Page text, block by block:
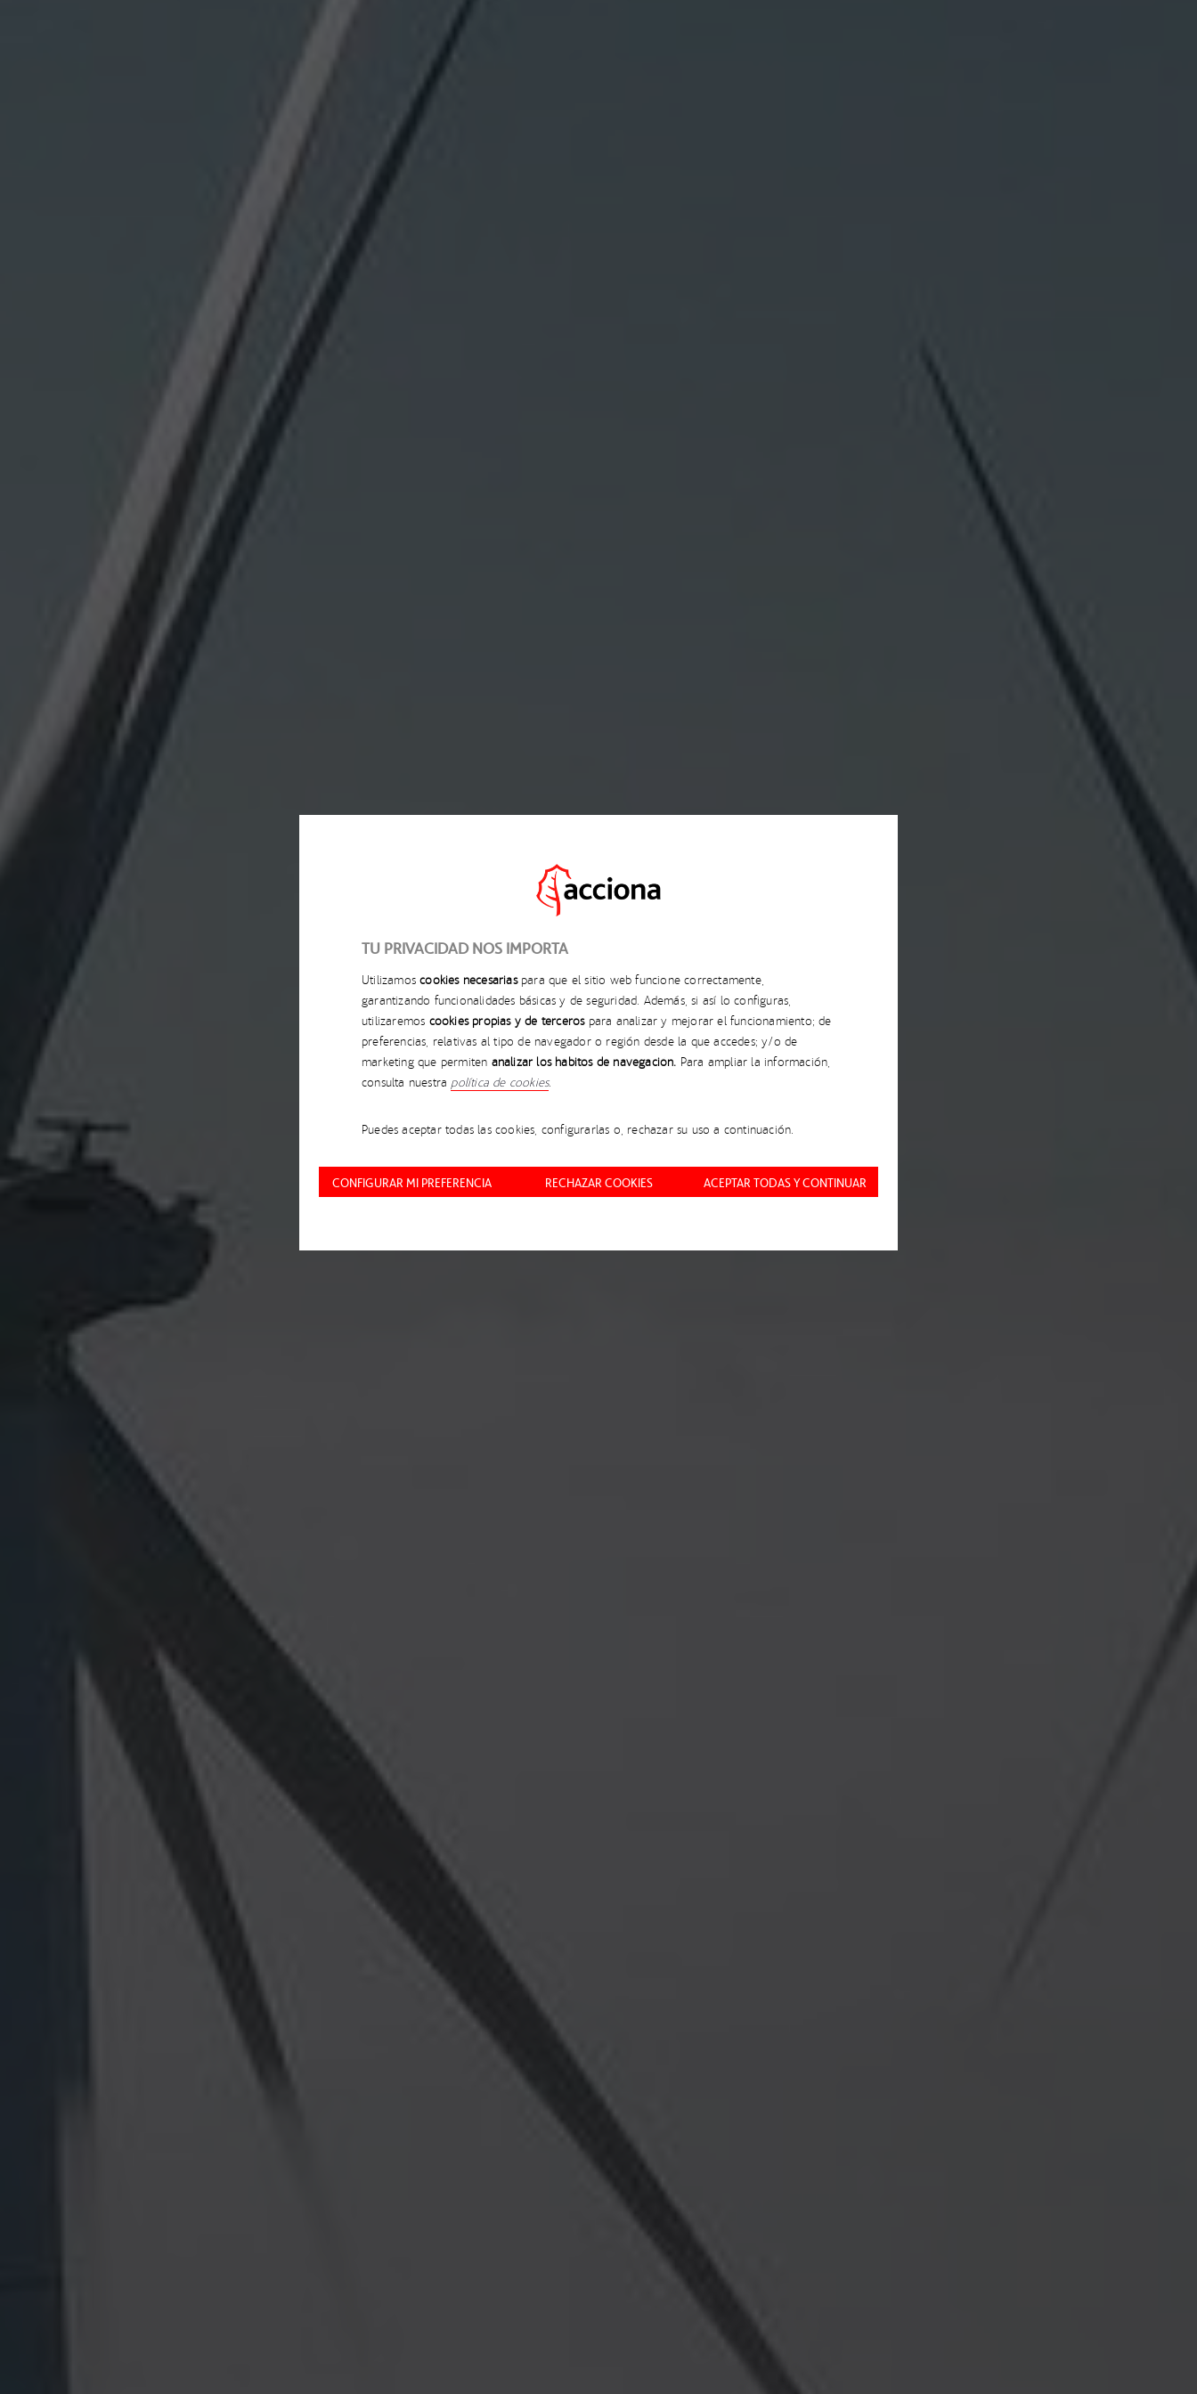
TU PRIVACIDAD NOS IMPORTA
Utilizamoscookies necesariaspara que el sitio web funcione correctamente,
garantizando funcionalidades básicas y de seguridad. Además, si así lo configuras,
utilizaremos cookies propias y de tercerospara analizar y mejorar el funcionamiento; de
preferencias, relativas al tipo de navegador o región desde la que accedes; y/o de
marketing que permiten analizar los hábitos de navegación. Para ampliar la información,
consulta nuestra política de cookies.
Puedes aceptar todas las cookies, configurarlas o, rechazar su uso a continuación.
CONFIGURAR MI PREFERENCIA RECHAZAR COOKIES ACEPTAR TODAS Y CONTINUAR
MEJORA DE LA
EFICIENCIA DE LAS
ENERGÍA EÓLICA